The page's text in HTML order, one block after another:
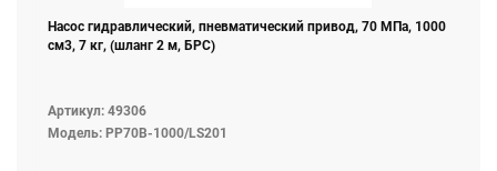
Насос гидравлический, пневматический привод, 70 МПа, 1000
см3, 7 кг, (шланг 2 м, БРС)
Артикул: 49306
Модель: PP70B-1000/LS201